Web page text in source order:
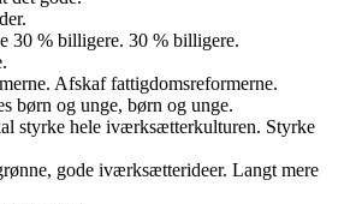
% billigere. 30 % billigere.
Afskaf fattigdomsreformerne.
børn og unge, børn og unge.
styrke hele iværksætterkulturen. Styrke
gode iværksætterideer. Langt mere